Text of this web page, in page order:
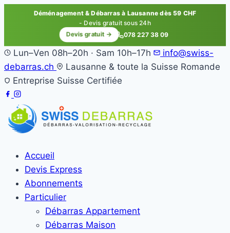
Déménagement & Débarras à Lausanne dès 59 CHF
- Devis gratuit sous 24h
Devis gratuit → 078 227 38 09
Lun–Ven 08h–20h · Sam 10h–17h
info@swiss-
debarras.ch
Lausanne & toute la Suisse Romande
Entreprise Suisse Certifiée
Accueil
Devis Express
Abonnements
Particulier
Débarras Appartement
Débarras Maison